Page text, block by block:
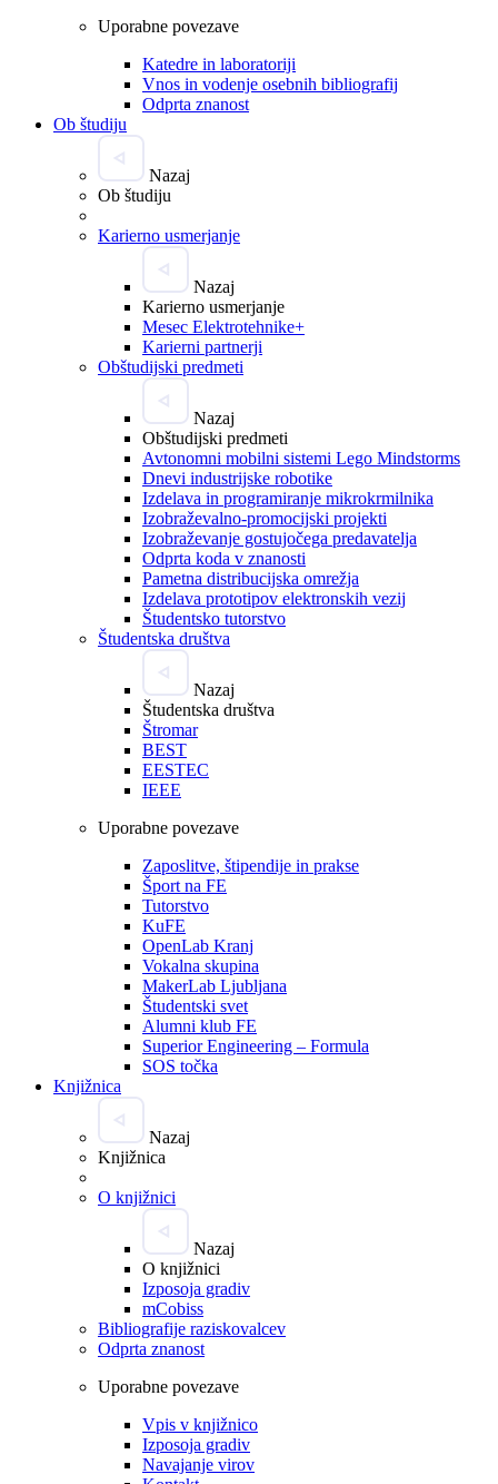
Uporabne povezave
Katedre in laboratoriji
Vnos in vodenje osebnih bibliografij
Odprta znanost
Ob študiju
Nazaj
Ob študiju
Karierno usmerjanje
Nazaj
Karierno usmerjanje
Mesec Elektrotehnike+
Karierni partnerji
Obštudijski predmeti
Nazaj
Obštudijski predmeti
Avtonomni mobilni sistemi Lego Mindstorms
Dnevi industrijske robotike
Izdelava in programiranje mikrokrmilnika
Izobraževalno-promocijski projekti
Izobraževanje gostujočega predavatelja
Odprta koda v znanosti
Pametna distribucijska omrežja
Izdelava prototipov elektronskih vezij
Študentsko tutorstvo
Študentska društva
Nazaj
Študentska društva
Štromar
BEST
EESTEC
IEEE
Uporabne povezave
Zaposlitve, štipendije in prakse
Šport na FE
Tutorstvo
KuFE
OpenLab Kranj
Vokalna skupina
MakerLab Ljubljana
Študentski svet
Alumni klub FE
Superior Engineering – Formula
SOS točka
Knjižnica
Nazaj
Knjižnica
O knjižnici
Nazaj
O knjižnici
Izposoja gradiv
mCobiss
Bibliografije raziskovalcev
Odprta znanost
Uporabne povezave
Vpis v knjižnico
Izposoja gradiv
Navajanje virov